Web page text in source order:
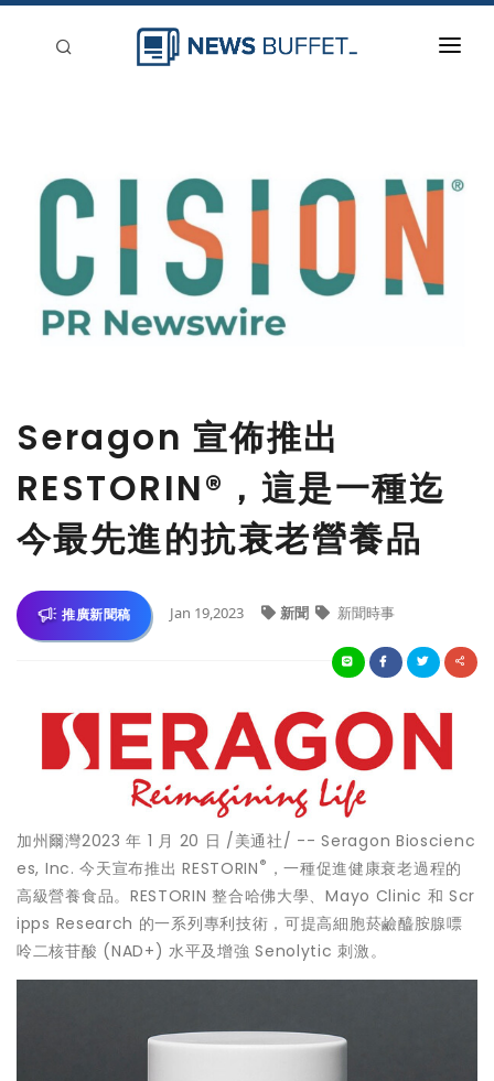
登入
Seragon 宣佈推出
RESTORIN®，這是一種迄
今最先進的抗衰老營養品
推廣新聞稿 Jan 19,2023 新聞 新聞時事
加州爾灣2023 年 1 月 20 日 /美通社/ -- Seragon Bioscienc
es, Inc. 今天宣布推出 RESTORIN ® ，一種促進健康衰老過程的
高級營養食品。RESTORIN 整合哈佛大學、Mayo Clinic 和 Scr
ipps Research 的一系列專利技術，可提高細胞菸鹼醯胺腺嘌
呤二核苷酸 (NAD+) 水平及增強 Senolytic 刺激。